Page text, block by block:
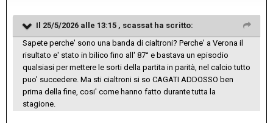
Il 25/5/2026 alle 13:15 , scassat ha scritto:
Sapete perche' sono una banda di cialtroni? Perche' a Verona il
risultato e' stato in bilico fino all' 87° e bastava un episodio
qualsiasi per mettere le sorti della partita in parità, nel calcio tutto
puo' succedere. Ma sti cialtroni si so CAGATI ADDOSSO ben
prima della fine, cosi' come hanno fatto durante tutta la
stagione.